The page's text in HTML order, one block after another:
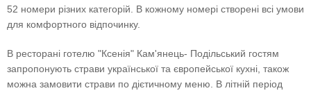
52 номери різних категорій. В кожному номері створені всі умови
для комфортного відпочинку.
В ресторані готелю "Ксенія" Кам'янець- Подільський гостям
запропонують страви української та європейської кухні, також
можна замовити страви по дієтичному меню. В літній період